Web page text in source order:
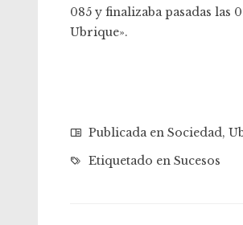
085 y finalizaba pasadas las
Ubrique».
Publicada en Sociedad,
Etiquetado en Sucesos